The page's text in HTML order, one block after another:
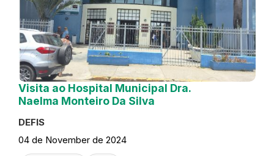
Visita ao Hospital Municipal Dra.
Naelma Monteiro Da Silva
DEFIS
04 de November de 2024